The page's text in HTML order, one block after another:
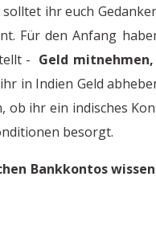
ihr euch
Für den Anfang
- Geld mitnehmen,
in Indien Geld
ob ihr ein indisches
besorgt.
Bankkontos